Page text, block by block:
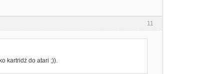
11
kartridż do atari ;)).